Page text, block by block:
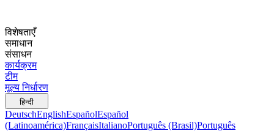
विशेषताएँ
समाधान
संसाधन
कार्यक्रम
टीम
मूल्य निर्धारण
हिन्दी
DeutschEnglishEspañolEspañol
(Latinoamérica)FrançaisItalianoPortuguês (Brasil)Português